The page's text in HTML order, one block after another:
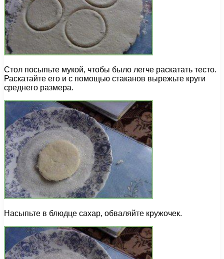
Стол посыпьте мукой, чтобы было легче раскатать тесто.
Раскатайте его и с помощью стаканов вырежьте круги
среднего размера.
Насыпьте в блюдце сахар, обваляйте кружочек.